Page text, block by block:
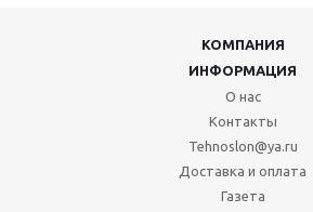
КОМПАНИЯ
ИНФОРМАЦИЯ
О нас
Контакты
Tehnoslon@ya.ru
Доставка и оплата
Газета